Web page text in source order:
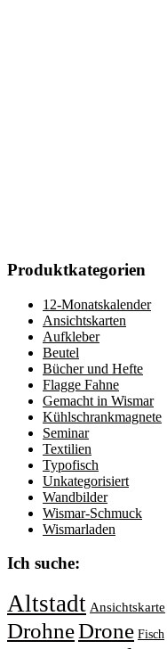
Produktkategorien
12-Monatskalender
Ansichtskarten
Aufkleber
Beutel
Bücher und Hefte
Flagge Fahne
Gemacht in Wismar
Kühlschrankmagnete
Seminar
Textilien
Typofisch
Unkategorisiert
Wandbilder
Wismar-Schmuck
Wismarladen
Ich suche:
Altstadt Ansichtskarte
DrohneDrone Fisch